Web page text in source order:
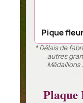
Pique
* Délais de
autres
Médaillons
Plaque